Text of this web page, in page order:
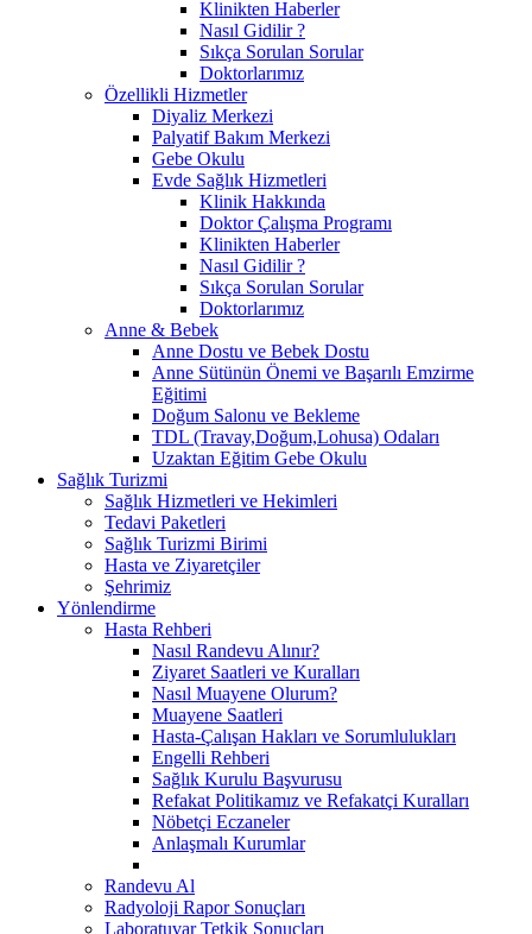
Klinikten Haberler
Nasıl Gidilir ?
Sıkça Sorulan Sorular
Doktorlarımız
Özellikli Hizmetler
Diyaliz Merkezi
Palyatif Bakım Merkezi
Gebe Okulu
Evde Sağlık Hizmetleri
Klinik Hakkında
Doktor Çalışma Programı
Klinikten Haberler
Nasıl Gidilir ?
Sıkça Sorulan Sorular
Doktorlarımız
Anne & Bebek
Anne Dostu ve Bebek Dostu
Anne Sütünün Önemi ve Başarılı Emzirme
Eğitimi
Doğum Salonu ve Bekleme
TDL (Travay,Doğum,Lohusa) Odaları
Uzaktan Eğitim Gebe Okulu
Sağlık Turizmi
Sağlık Hizmetleri ve Hekimleri
Tedavi Paketleri
Sağlık Turizmi Birimi
Hasta ve Ziyaretçiler
Şehrimiz
Yönlendirme
Hasta Rehberi
Nasıl Randevu Alınır?
Ziyaret Saatleri ve Kuralları
Nasıl Muayene Olurum?
Muayene Saatleri
Hasta-Çalışan Hakları ve Sorumlulukları
Engelli Rehberi
Sağlık Kurulu Başvurusu
Refakat Politikamız ve Refakatçi Kuralları
Nöbetçi Eczaneler
Anlaşmalı Kurumlar
Randevu Al
Radyoloji Rapor Sonuçları
Laboratuvar Tetkik Sonuçları